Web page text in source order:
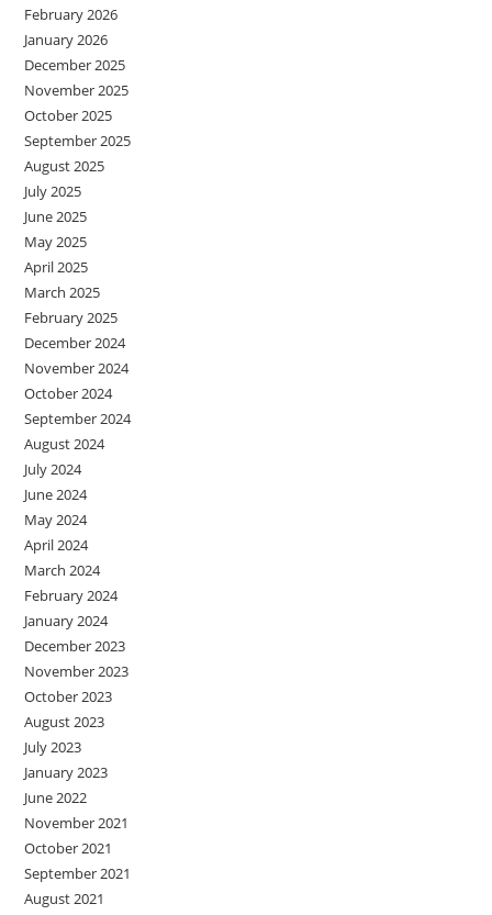
February 2026
January 2026
December 2025
November 2025
October 2025
September 2025
August 2025
July 2025
June 2025
May 2025
April 2025
March 2025
February 2025
December 2024
November 2024
October 2024
September 2024
August 2024
July 2024
June 2024
May 2024
April 2024
March 2024
February 2024
January 2024
December 2023
November 2023
October 2023
August 2023
July 2023
January 2023
June 2022
November 2021
October 2021
September 2021
August 2021